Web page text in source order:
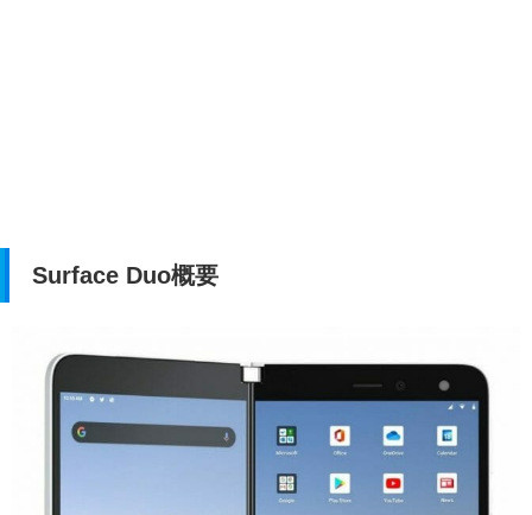
Surface Duo概要